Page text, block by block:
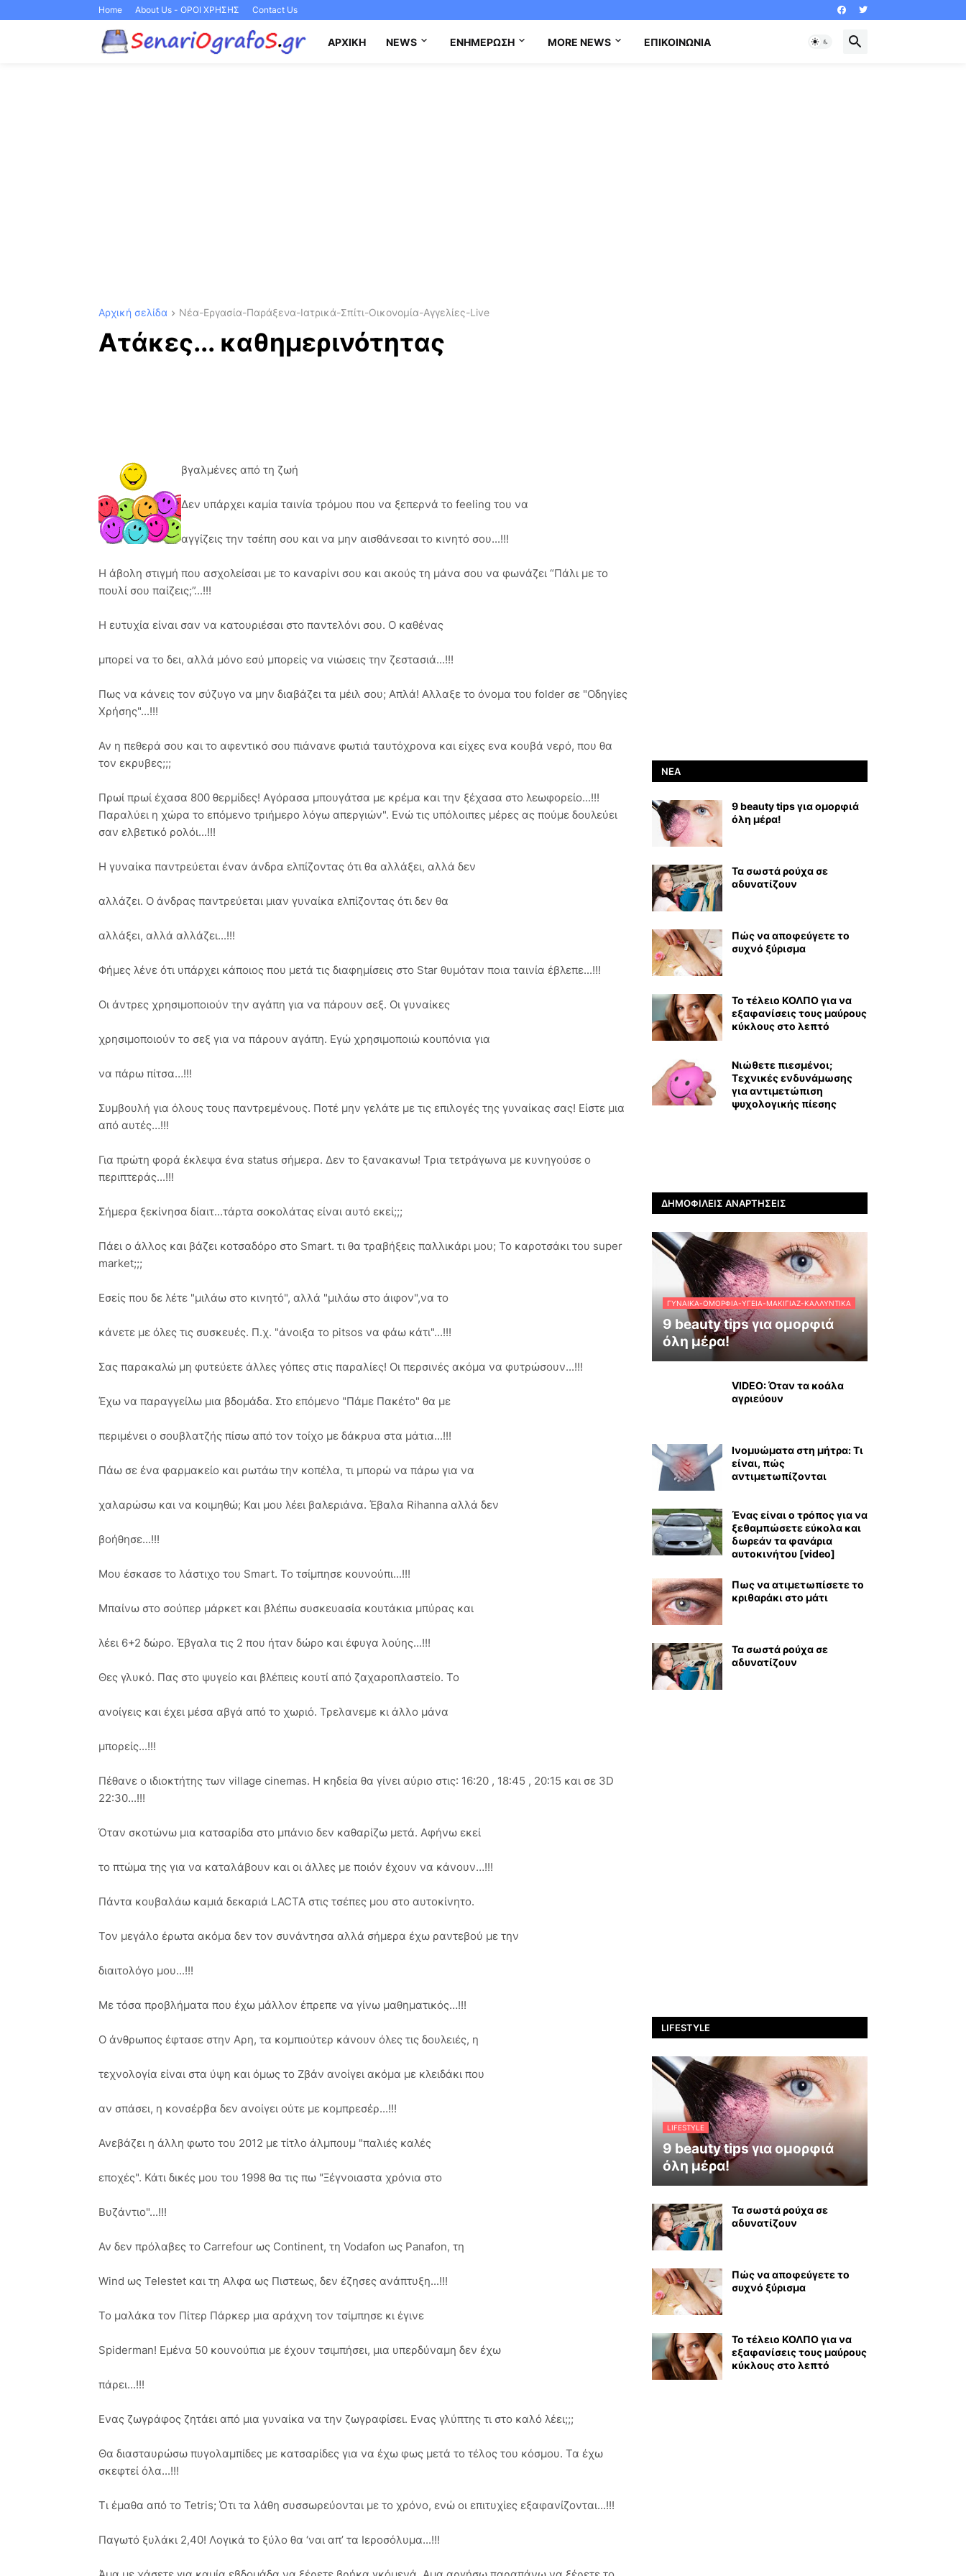
Home About Us - ΟΡΟΙ ΧΡΗΣΗΣ Contact Us
ΑΡΧΙΚΉ NEWS ΕΝΗΜΈΡΩΣΗ MORE NEWS ΕΠΙΚΟΙΝΩΝΊΑ
Αρχική σελίδα Νέα-Εργασία-Παράξενα-Ιατρικά-Σπίτι-Οικονομία-Αγγελίες-Live
Ατάκες... καθημερινότητας
βγαλμένες από τη ζωή
Δεν υπάρχει καμία ταινία τρόμου που να ξεπερνά το feeling του να
αγγίζεις την τσέπη σου και να μην αισθάνεσαι το κινητό σου...!!!
Η άβολη στιγμή που ασχολείσαι με το καναρίνι σου και ακούς τη μάνα σου να φωνάζει “Πάλι με το
πουλί σου παίζεις;”...!!!
Η ευτυχία είναι σαν να κατουριέσαι στο παντελόνι σου. Ο καθένας
μπορεί να το δει, αλλά μόνο εσύ μπορείς να νιώσεις την ζεστασιά...!!!
Πως να κάνεις τον σύζυγο να μην διαβάζει τα μέιλ σου; Απλά! Αλλαξε το όνομα του folder σε "Οδηγίες
Χρήσης"...!!!
Αν η πεθερά σου και το αφεντικό σου πιάνανε φωτιά ταυτόχρονα και είχες ενα κουβά νερό, που θα
τον εκρυβες;;;
Πρωί πρωί έχασα 800 θερμίδες! Aγόρασα μπουγάτσα με κρέμα και την ξέχασα στο λεωφορείο...!!!
Παραλύει η χώρα το επόμενο τριήμερο λόγω απεργιών". Ενώ τις υπόλοιπες μέρες ας πούμε δουλεύει
σαν ελβετικό ρολόι...!!!
Η γυναίκα παντρεύεται έναν άνδρα ελπίζοντας ότι θα αλλάξει, αλλά δεν
αλλάζει. Ο άνδρας παντρεύεται μιαν γυναίκα ελπίζοντας ότι δεν θα
αλλάξει, αλλά αλλάζει...!!!
Φήμες λένε ότι υπάρχει κάποιος που μετά τις διαφημίσεις στο Star θυμόταν ποια ταινία έβλεπε...!!!
Οι άντρες χρησιμοποιούν την αγάπη για να πάρουν σεξ. Οι γυναίκες
χρησιμοποιούν το σεξ για να πάρουν αγάπη. Εγώ χρησιμοποιώ κουπόνια για
να πάρω πίτσα…!!!
Συμβουλή για όλους τους παντρεμένους. Ποτέ μην γελάτε με τις επιλογές της γυναίκας σας! Είστε μια
από αυτές…!!!
Για πρώτη φορά έκλεψα ένα status σήμερα. Δεν το ξανακανω! Τρια τετράγωνα με κυνηγούσε ο
περιπτεράς...!!!
Σήμερα ξεκίνησα δίαιτ...τάρτα σοκολάτας είναι αυτό εκεί;;;
Πάει ο άλλος και βάζει κοτσαδόρο στο Smart. τι θα τραβήξεις παλλικάρι μου; Το καροτσάκι του super
market;;;
Εσείς που δε λέτε "μιλάω στο κινητό", αλλά "μιλάω στο άιφον",να το
κάνετε με όλες τις συσκευές. Π.χ. "άνοιξα το pitsos να φάω κάτι"...!!!
Σας παρακαλώ μη φυτεύετε άλλες γόπες στις παραλίες! Οι περσινές ακόμα να φυτρώσουν...!!!
Έχω να παραγγείλω μια βδομάδα. Στο επόμενο "Πάμε Πακέτο" θα με
περιμένει ο σουβλατζής πίσω από τον τοίχο με δάκρυα στα μάτια...!!!
Πάω σε ένα φαρμακείο και ρωτάω την κοπέλα, τι μπορώ να πάρω για να
χαλαρώσω και να κοιμηθώ; Και μου λέει βαλεριάνα. Έβαλα Rihanna αλλά δεν
βοήθησε...!!!
Μου έσκασε το λάστιχο του Smart. Το τσίμπησε κουνούπι...!!!
Μπαίνω στο σούπερ μάρκετ και βλέπω συσκευασία κουτάκια μπύρας και
λέει 6+2 δώρο. Έβγαλα τις 2 που ήταν δώρο και έφυγα λούης...!!!
Θες γλυκό. Πας στο ψυγείο και βλέπεις κουτί από ζαχαροπλαστείο. Το
ανοίγεις και έχει μέσα αβγά από το χωριό. Τρελανεμε κι άλλο μάνα
μπορείς...!!!
Πέθανε ο ιδιοκτήτης των village cinemas. Η κηδεία θα γίνει αύριο στις: 16:20 , 18:45 , 20:15 και σε 3D
22:30...!!!
Όταν σκοτώνω μια κατσαρίδα στο μπάνιο δεν καθαρίζω μετά. Αφήνω εκεί
το πτώμα της για να καταλάβουν και οι άλλες με ποιόν έχουν να κάνουν…!!!
Πάντα κουβαλάω καμιά δεκαριά LACTA στις τσέπες μου στο αυτοκίνητο.
Τον μεγάλο έρωτα ακόμα δεν τον συνάντησα αλλά σήμερα έχω ραντεβού με την
διαιτολόγο μου...!!!
Με τόσα προβλήματα που έχω μάλλον έπρεπε να γίνω μαθηματικός…!!!
Ο άνθρωπος έφτασε στην Αρη, τα κομπιούτερ κάνουν όλες τις δουλειές, η
τεχνολογία είναι στα ύψη και όμως το Ζβάν ανοίγει ακόμα με κλειδάκι που
αν σπάσει, η κονσέρβα δεν ανοίγει ούτε με κομπρεσέρ...!!!
Ανεβάζει η άλλη φωτο του 2012 με τίτλο άλμπουμ "παλιές καλές
εποχές". Κάτι δικές μου του 1998 θα τις πω "Ξέγνοιαστα χρόνια στο
Βυζάντιο"...!!!
Αν δεν πρόλαβες το Carrefour ως Continent, τη Vodafon ως Panafon, τη
Wind ως Telestet και τη Αλφα ως Πιστεως, δεν έζησες ανάπτυξη...!!!
Το μαλάκα τον Πίτερ Πάρκερ μια αράχνη τον τσίμπησε κι έγινε
Spiderman! Εμένα 50 κουνούπια με έχουν τσιμπήσει, μια υπερδύναμη δεν έχω
πάρει...!!!
Ενας ζωγράφος ζητάει από μια γυναίκα να την ζωγραφίσει. Ενας γλύπτης τι στο καλό λέει;;;
Θα διασταυρώσω πυγολαμπίδες με κατσαρίδες για να έχω φως μετά το τέλος του κόσμου. Τα έχω
σκεφτεί όλα...!!!
Τι έμαθα από το Tetris; Ότι τα λάθη συσσωρεύονται με το χρόνο, ενώ οι επιτυχίες εξαφανίζονται...!!!
Παγωτό ξυλάκι 2,40! Λογικά το ξύλο θα ‘ναι απ’ τα Ιεροσόλυμα...!!!
ΝΈΑ
9 beauty tips για ομορφιά
όλη μέρα!
Τα σωστά ρούχα σε
αδυνατίζουν
Πώς να αποφεύγετε το
συχνό ξύρισμα
Το τέλειο ΚΟΛΠΟ για να
εξαφανίσεις τους μαύρους
κύκλους στο λεπτό
Νιώθετε πιεσμένοι;
Τεχνικές ενδυνάμωσης
για αντιμετώπιση
ψυχολογικής πίεσης
ΔΗΜΟΦΙΛΕΊΣ ΑΝΑΡΤΉΣΕΙΣ
ΓΥΝΑΊΚΑ-ΟΜΟΡΦΙΆ-ΥΓΕΊΑ-ΜΑΚΙΓΙΆΖ-ΚΑΛΛΥΝΤΙΚΆ
9 beauty tips για ομορφιά
όλη μέρα!
VIDEO: Όταν τα κοάλα
αγριεύουν
Ινομυώματα στη μήτρα: Τι
είναι, πώς
αντιμετωπίζονται
Ένας είναι ο τρόπος για να
ξεθαμπώσετε εύκολα και
δωρεάν τα φανάρια
αυτοκινήτου [video]
Πως να ατιμετωπίσετε το
κριθαράκι στο μάτι
Τα σωστά ρούχα σε
αδυνατίζουν
LIFESTYLE
LIFESTYLE
9 beauty tips για ομορφιά
όλη μέρα!
Τα σωστά ρούχα σε
αδυνατίζουν
Πώς να αποφεύγετε το
συχνό ξύρισμα
Το τέλειο ΚΟΛΠΟ για να
εξαφανίσεις τους μαύρους
κύκλους στο λεπτό